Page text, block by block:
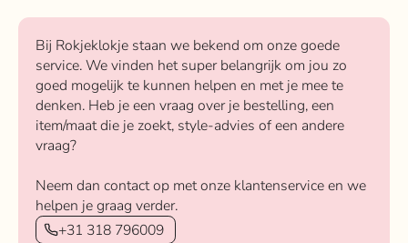
Bij Rokjeklokje staan we bekend om onze goede
service. We vinden het super belangrijk om jou zo
goed mogelijk te kunnen helpen en met je mee te
denken. Heb je een vraag over je bestelling, een
item/maat die je zoekt, style-advies of een andere
vraag?
Neem dan contact op met onze klantenservice en we
helpen je graag verder.
+31 318 796009